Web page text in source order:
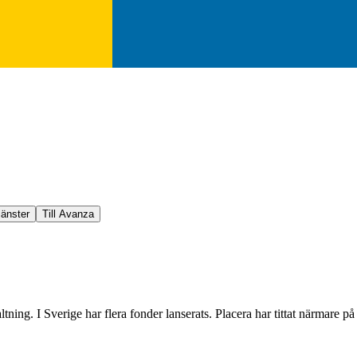
Till Avanza
I Sverige har flera fonder lanserats. Placera har tittat närmare